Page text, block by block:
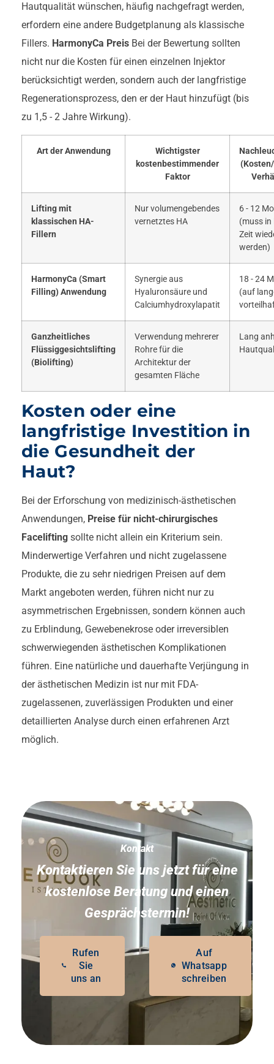
Hautqualität wünschen, häufig nachgefragt werden,
erfordern eine andere Budgetplanung als klassische
Fillers. HarmonyCa Preis Bei der Bewertung sollten
nicht nur die Kosten für einen einzelnen Injektor
berücksichtigt werden, sondern auch der langfristige
Regenerationsprozess, den er der Haut hinzufügt (bis
zu 1,5 - 2 Jahre Wirkung).
Art der Anwendung
Wichtigster
kostenbestimmender
Faktor
Lifting mit
klassischen HA-
Fillern
Nur volumengebendes
vernetztes HA
6 - 12
(muss in
Zeit
werden)
HarmonyCa (Smart
Filling) Anwendung
Synergie aus
Hyaluronsäure und
Calciumhydroxylapatit
18 - 24
(auf
Ganzheitliches
Flüssiggesichtslifting
(Biolifting)
Verwendung mehrerer
Rohre für die
Architektur der
gesamten Fläche
Lang
Kosten oder eine
langfristige Investition in
die Gesundheit der
Haut?
Bei der Erforschung von medizinisch-ästhetischen
Anwendungen, Preise für nicht-chirurgisches
Facelifting sollte nicht allein ein Kriterium sein.
Minderwertige Verfahren und nicht zugelassene
Produkte, die zu sehr niedrigen Preisen auf dem
Markt angeboten werden, führen nicht nur zu
asymmetrischen Ergebnissen, sondern können auch
zu Erblindung, Gewebenekrose oder irreversiblen
schwerwiegenden ästhetischen Komplikationen
führen. Eine natürliche und dauerhafte Verjüngung in
der ästhetischen Medizin ist nur mit FDA-
zugelassenen, zuverlässigen Produkten und einer
detaillierten Analyse durch einen erfahrenen Arzt
möglich.
Kontakt
Kontaktieren Sie uns jetzt für eine
kostenlose Beratung und einen
Gesprächstermin!
Rufen
Sie
uns an
Auf
Whatsapp
schreiben